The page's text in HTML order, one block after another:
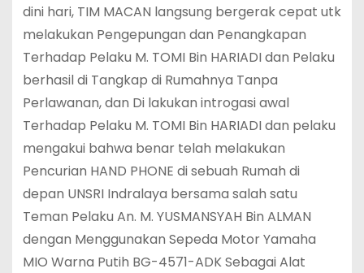
dini hari, TIM MACAN langsung bergerak cepat utk
melakukan Pengepungan dan Penangkapan
Terhadap Pelaku M. TOMI Bin HARIADI dan Pelaku
berhasil di Tangkap di Rumahnya Tanpa
Perlawanan, dan Di lakukan introgasi awal
Terhadap Pelaku M. TOMI Bin HARIADI dan pelaku
mengakui bahwa benar telah melakukan
Pencurian HAND PHONE di sebuah Rumah di
depan UNSRI Indralaya bersama salah satu
Teman Pelaku An. M. YUSMANSYAH Bin ALMAN
dengan Menggunakan Sepeda Motor Yamaha
MIO Warna Putih BG-4571-ADK Sebagai Alat